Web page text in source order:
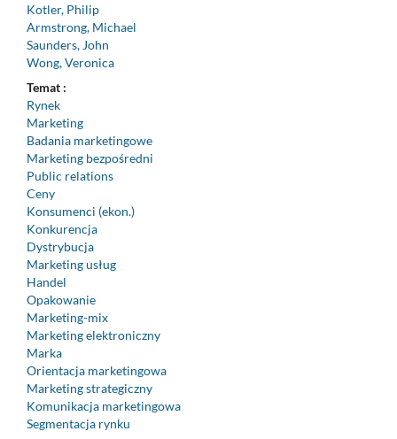
Kotler, Philip
Armstrong, Michael
Saunders, John
Wong, Veronica
Temat :
Rynek
Marketing
Badania marketingowe
Marketing bezpośredni
Public relations
Ceny
Konsumenci (ekon.)
Konkurencja
Dystrybucja
Marketing usług
Handel
Opakowanie
Marketing-mix
Marketing elektroniczny
Marka
Orientacja marketingowa
Marketing strategiczny
Komunikacja marketingowa
Segmentacja rynku